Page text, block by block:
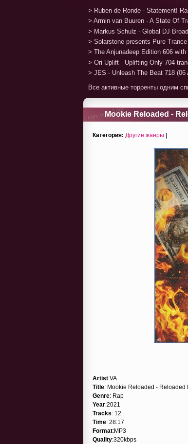
> Ruben de Ronde - Statement!
> Armin van Buuren - A State Of
> Markus Schulz - Global DJ
> Solarstone presents Pure
> The Anjunadeep Edition 606
> Ori Uplift - Uplifting Only 704
> JES - Unleash The Beat 718
Все активные торренты одним
Mookie Reloaded -
Категория: Другие жанры |
Artist:VA
Title: Mookie Reloaded - Reloaded
Genre: Rap
Year:2021
Tracks: 12
Time: 28:17
Format:MP3
Quality:320kbps